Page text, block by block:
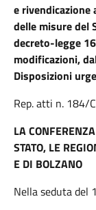
e rivendicazione
delle misure del
decreto-legge
modificazioni,
Disposizioni
Rep. atti n. 184/
LA
STATO, LE
E DI BOLZANO
Nella seduta del